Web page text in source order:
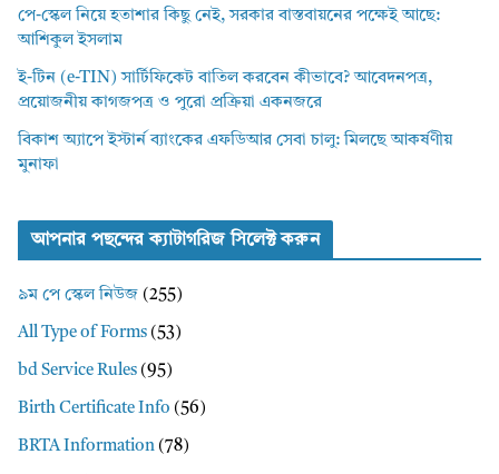
পে-স্কেল নিয়ে হতাশার কিছু নেই, সরকার বাস্তবায়নের পক্ষেই আছে:
আশিকুল ইসলাম
ই-টিন (e-TIN) সার্টিফিকেট বাতিল করবেন কীভাবে? আবেদনপত্র,
প্রয়োজনীয় কাগজপত্র ও পুরো প্রক্রিয়া একনজরে
বিকাশ অ্যাপে ইস্টার্ন ব্যাংকের এফডিআর সেবা চালু: মিলছে আকর্ষণীয়
মুনাফা
আপনার পছন্দের ক্যাটাগরিজ সিলেক্ট করুন
৯ম পে স্কেল নিউজ (255)
All Type of Forms (53)
bd Service Rules (95)
Birth Certificate Info (56)
BRTA Information (78)